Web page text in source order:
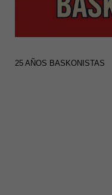
25 AÑOS BASKONISTAS